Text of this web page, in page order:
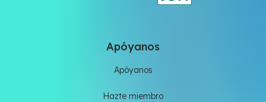
Apóyanos
Apóyanos
Hazte miembro